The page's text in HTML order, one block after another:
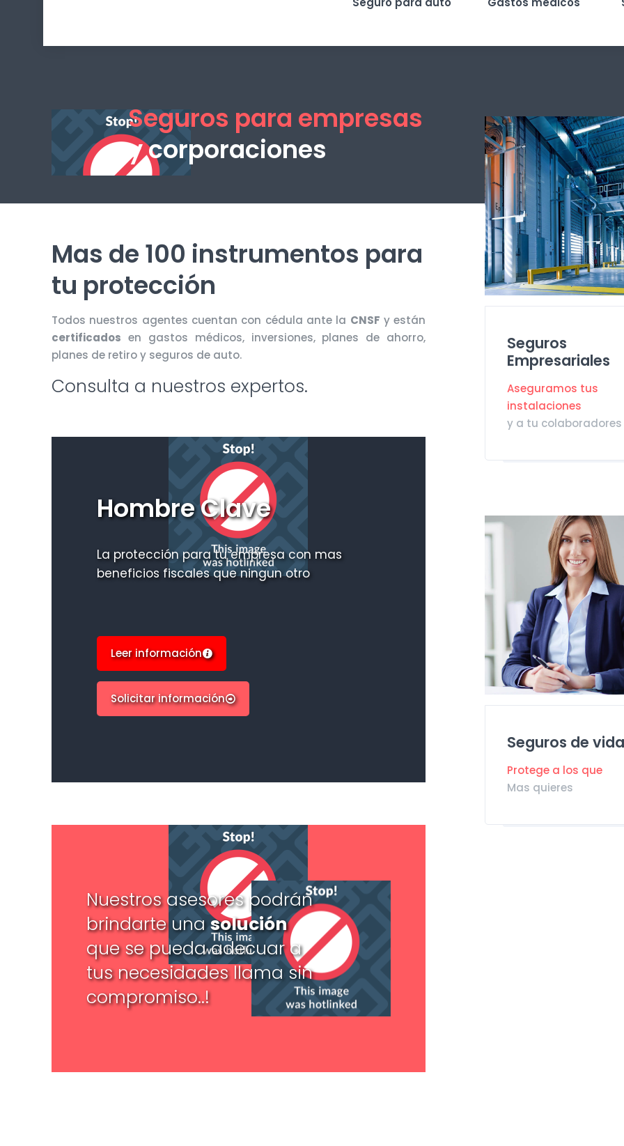
Seguros para empresas
y corporaciones
Mas de 100 instrumentos para
tu protección
Todos nuestros agentes cuentan con cédula ante la CNSF y están
certificados en gastos médicos, inversiones, planes de ahorro,
planes de retiro y seguros de auto.
Consulta a nuestros expertos.
Hombre Clave
La protección para tu empresa con mas
beneficios fiscales que ningun otro
Leer información
Solicitar información
Nuestros asesores podrán
brindarte unasolución
que se pueda adecuar a
tus necesidades llama sin
compromiso..!
Seguros
Empresariales
Aseguramos tus
instalaciones
y a tu colaboradores
Seguros de vida
Protege a los que
Mas quieres